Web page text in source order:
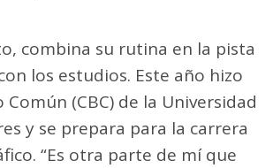
combina su rutina en la pista
los estudios. Este año hizo
Común (CBC) de la Universidad
y se prepara para la carrera
“Es otra parte de mí que